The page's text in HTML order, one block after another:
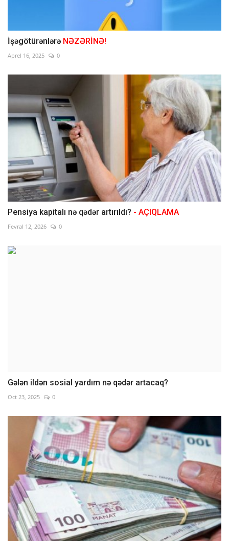
İşəgötürənlərə NƏZƏRİNƏ!
Aprel 16, 2025 0
Pensiya kapitalı nə qədər artırıldı? - AÇIQLAMA
Fevral 12, 2026 0
Gələn ildən sosial yardım nə qədər artacaq?
Oct 23, 2025 0